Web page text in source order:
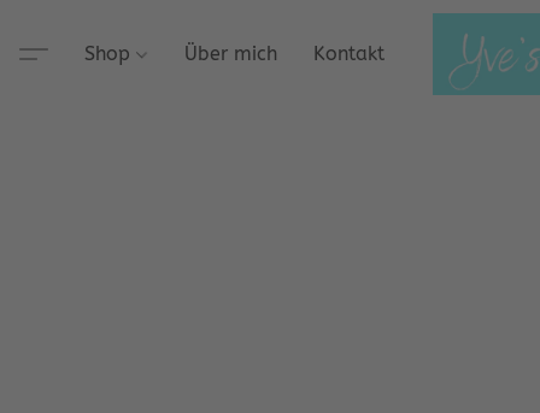
Shop Über mich Kontakt